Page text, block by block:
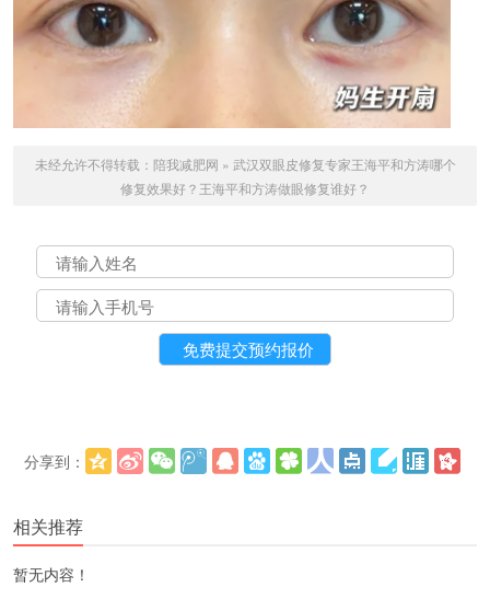
未经允许不得转载： 陪我减肥网 » 武汉双眼皮修复专家王海平和方涛哪个
修复效果好？王海平和方涛做眼修复谁好？
分享到：
相关推荐
暂无内容！